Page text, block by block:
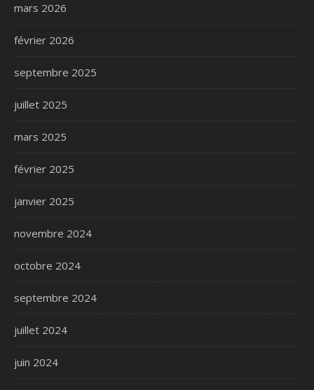
mars 2026
février 2026
septembre 2025
juillet 2025
mars 2025
février 2025
janvier 2025
novembre 2024
octobre 2024
septembre 2024
juillet 2024
juin 2024